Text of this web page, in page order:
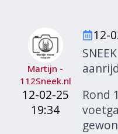
Martijn -
112Sneek.nl
12-02-25
19:34
12-
Rond